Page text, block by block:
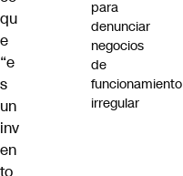
qu
e
“e
s
un
inv
en
to
para
denunciar
negocios
de
funcionamiento
irregular